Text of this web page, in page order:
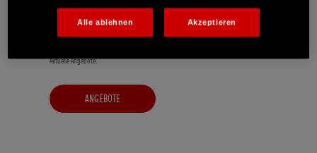
Aktuelle Angebote.
ANGEBOTE
Alle ablehnen Akzeptieren